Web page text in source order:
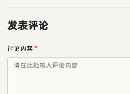
发表评论
评论内容 *